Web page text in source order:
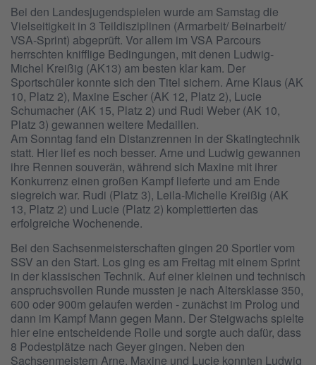
Bei den Landesjugendspielen wurde am Samstag die
Vielseitigkeit in 3 Teildisziplinen (Armarbeit/ Beinarbeit/
VSA-Sprint) abgeprüft. Vor allem im VSA Parcours
herrschten knifflige Bedingungen, mit denen Ludwig-
Michel Kreißig (AK13) am besten klar kam. Der
Sportschüler konnte sich den Titel sichern. Arne Klaus (AK
10, Platz 2), Maxine Escher (AK 12, Platz 2), Lucie
Schumacher (AK 15, Platz 2) und Rudi Weber (AK 10,
Platz 3) gewannen weitere Medaillen.
Am Sonntag fand ein Distanzrennen in der Skatingtechnik
statt. Hier lief es noch besser. Arne und Ludwig gewannen
ihre Rennen souverän, während sich Maxine mit ihrer
Konkurrenz einen großen Kampf lieferte und am Ende
siegreich war. Rudi (Platz 3), Leila-Michelle Kreißig (AK
13, Platz 2) und Lucie (Platz 2) komplettierten das
erfolgreiche Wochenende.
Bei den Sachsenmeisterschaften gingen 20 Sportler vom
SSV an den Start. Los ging es am Freitag mit einem Sprint
in der klassischen Technik. Auf einer kleinen und technisch
anspruchsvollen Runde mussten je nach Altersklasse 350,
600 oder 900m gelaufen werden - zunächst im Prolog und
dann im Kampf Mann gegen Mann. Der Steigwachs spielte
hier eine entscheidende Rolle und sorgte auch dafür, dass
8 Podestplätze nach Geyer gingen. Neben den
Sachsenmeistern Arne, Maxine und Lucie konnten Ludwig